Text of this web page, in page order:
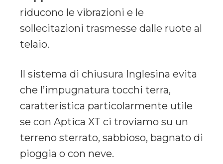
riducono le vibrazioni e le
sollecitazioni trasmesse dalle ruote al
telaio.
Il sistema di chiusura Inglesina evita
che l’impugnatura tocchi terra,
caratteristica particolarmente utile
se con Aptica XT ci troviamo su un
terreno sterrato, sabbioso, bagnato di
pioggia o con neve.